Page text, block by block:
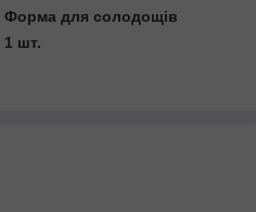
Форма для солодощів
1 шт.